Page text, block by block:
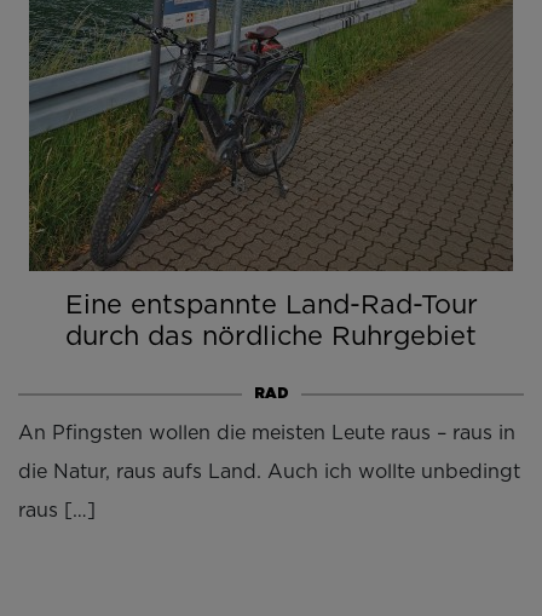
Eine entspannte Land-Rad-Tour
durch das nördliche Ruhrgebiet
RAD
An Pfingsten wollen die meisten Leute raus – raus in
die Natur, raus aufs Land. Auch ich wollte unbedingt
raus […]